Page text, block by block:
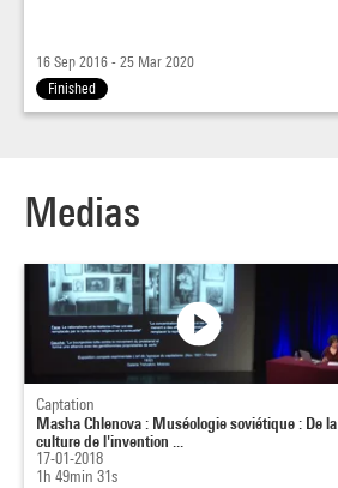
16 Sep 2016 - 25 Mar 2020
Finished
Medias
Captation
Masha Chlenova : Muséologie soviétique : De la
culture de l'invention ...
17-01-2018
1h 49min 31s